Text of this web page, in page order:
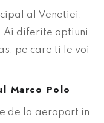
al Venetiei,
Ai diferite optiuni
pe care ti le voi
Marco Polo
de la aeroport in